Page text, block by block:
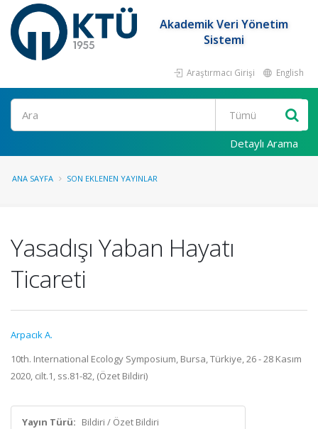
Akademik Veri Yönetim
Sistemi
Araştırmacı Girişi English
Ara
Detaylı Arama
ANA SAYFA SON EKLENEN YAYINLAR
Yasadışı Yaban Hayatı
Ticareti
Arpacık A.
10th. International Ecology Symposium, Bursa, Türkiye, 26 - 28 Kasım
2020, cilt.1, ss.81-82, (Özet Bildiri)
Yayın Türü: Bildiri / Özet Bildiri